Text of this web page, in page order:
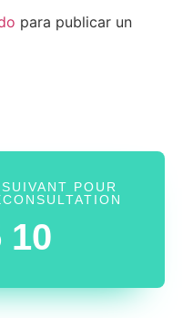
para publicar un
POUR
10